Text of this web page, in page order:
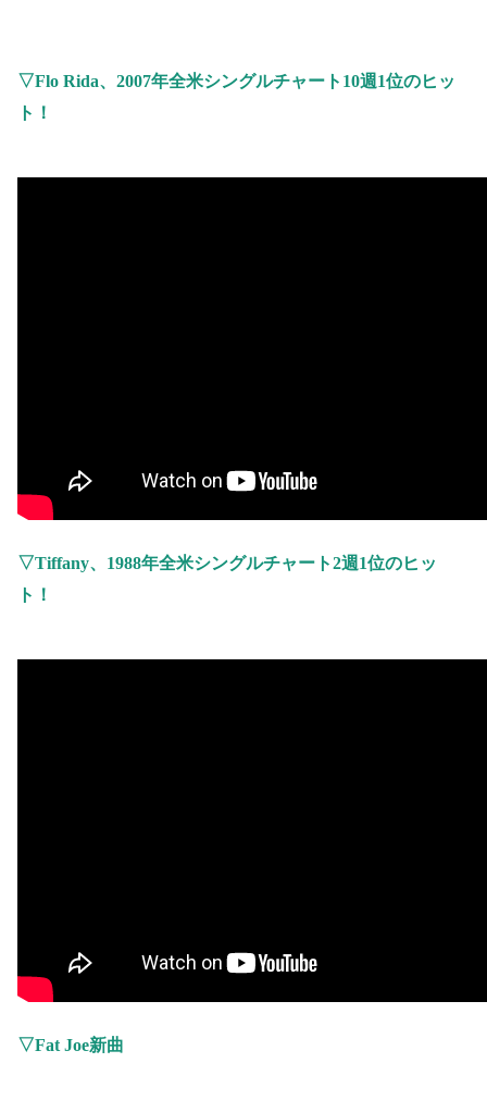
▽Flo Rida、 2007年全米シングルチャート 10週1位のヒッ
ト！
▽Tiffany、 1988年全米シングルチャート2週1位のヒッ
ト！
▽Fat Joe新曲